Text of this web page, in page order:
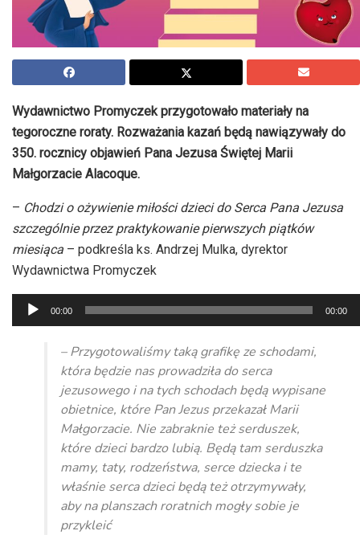
Wydawnictwo Promyczek przygotowało materiały na
tegoroczne roraty. Rozważania kazań będą nawiązywały do
350. rocznicy objawień Pana Jezusa Świętej Marii
Małgorzacie Alacoque.
– Chodzi o ożywienie miłości dzieci do Serca Pana Jezusa
szczególnie przez praktykowanie pierwszych piątków
miesiąca – podkreśla ks. Andrzej Mulka, dyrektor
Wydawnictwa Promyczek
Odtwarzacz
plików
dźwiękowych
00:00 00:00
– Przygotowaliśmy taką grafikę ze schodami,
która będzie nas prowadziła do serca
jezusowego i na tych schodach będą wypisane
obietnice, które Pan Jezus przekazał Marii
Małgorzacie. Nie zabraknie też serduszek,
które dzieci bardzo lubią. Będą tam serduszka
mamy, taty, rodzeństwa, serce dziecka i te
właśnie serca dzieci będą też otrzymywały,
aby na planszach roratnich mogły sobie je
przykleić